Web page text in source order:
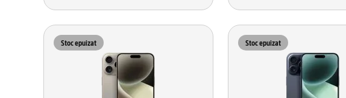
Stoc epuizat Stoc epuizat